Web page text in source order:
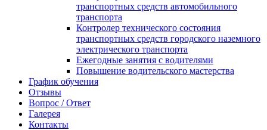
транспортных средств автомобильного
транспорта
Контролер технического состояния
транспортных средств городского наземного
электрического транспорта
Ежегодные занятия с водителями
Повышение водительского мастерства
График обучения
Отзывы
Вопрос / Ответ
Галерея
Контакты